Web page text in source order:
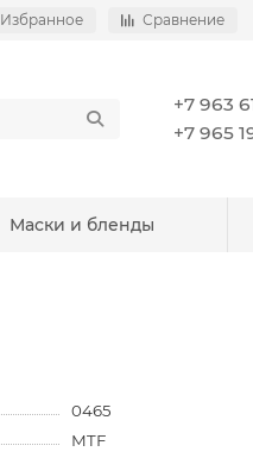
Избранное Сравнение
+7 963
+7 965
Маски и бленды
0465
MTF